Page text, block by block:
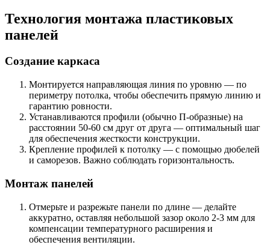
Технология монтажа пластиковых
панелей
Создание каркаса
Монтируется направляющая линия по уровню — по
периметру потолка, чтобы обеспечить прямую линию и
гарантию ровности.
Устанавливаются профили (обычно П-образные) на
расстоянии 50-60 см друг от друга — оптимальный шаг
для обеспечения жесткости конструкции.
Крепление профилей к потолку — с помощью дюбелей
и саморезов. Важно соблюдать горизонтальность.
Монтаж панелей
Отмерьте и разрежьте панели по длине — делайте
аккуратно, оставляя небольшой зазор около 2-3 мм для
компенсации температурного расширения и
обеспечения вентиляции.